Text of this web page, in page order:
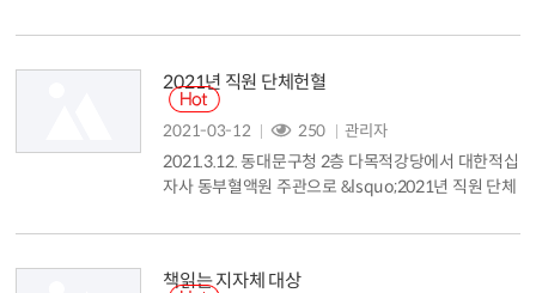
019년 진행한 동대문구 메이커 양성 프로그램의 참가
움을 느끼던 경력단절 여성, 청년 등이었던 이들은 프
로그램을 수료한 뒤 같은 취업난을 겪는 사람들을 교
육하고 메이커로 양성하기 위해 지난해 1월 협동조합
을 설립했습니다. 디...
2021년 직원 단체헌혈
2021-03-12 250 관리자
2021.3.12. 동대문구청 2층 다목적강당에서 대한적십
자사 동부혈액원 주관으로 &lsquo;2021년 직원 단체
후 4시까지 진행된 이날 행사에는 ▲구청ㆍ동주민센
으로 참여해 생명나눔을 몸소 실천했습니다....
책읽는 지자체 대상